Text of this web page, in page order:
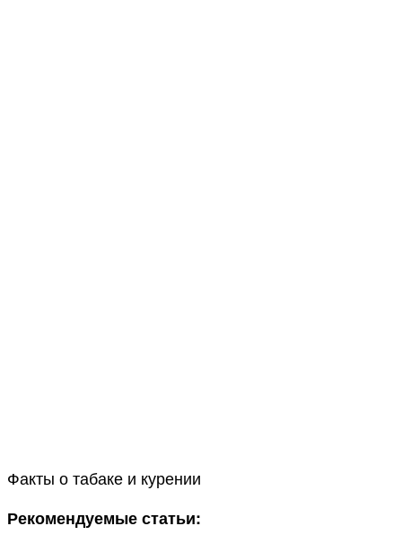
Факты о табаке и курении
Рекомендуемые статьи: